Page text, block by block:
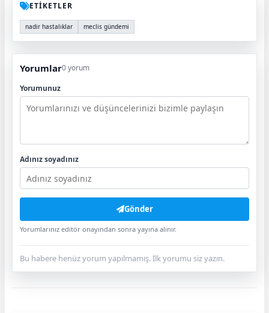
ETİKETLER
nadir hastalıklar meclis gündemi
Yorumlar0 yorum
Yorumunuz
Adınız soyadınız
Gönder
Yorumlarınız editör onayından sonra yayına alınır.
Bu habere henüz yorum yapılmamış. İlk yorumu siz yazın.